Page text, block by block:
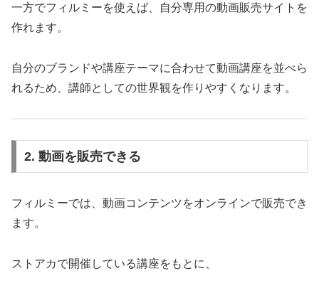
一方でフィルミーを使えば、自分専用の動画販売サイトを
作れます。
自分のブランドや講座テーマに合わせて動画講座を並べら
れるため、講師としての世界観を作りやすくなります。
2. 動画を販売できる
フィルミーでは、動画コンテンツをオンラインで販売でき
ます。
ストアカで開催している講座をもとに、